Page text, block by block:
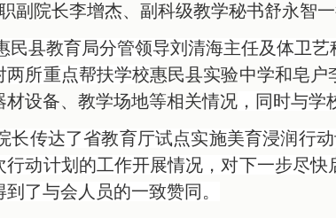
副院长李增杰、副科级教学秘书舒永智
民县教育局分管领导刘清海主任及体卫
两所重点帮扶学校惠民县实验中学和皂户
设备、教学场地等相关情况，同时与学
长传达了省教育厅试点实施美育浸润行动
行动计划的工作开展情况，对下一步尽
了与会人员的一致赞同。